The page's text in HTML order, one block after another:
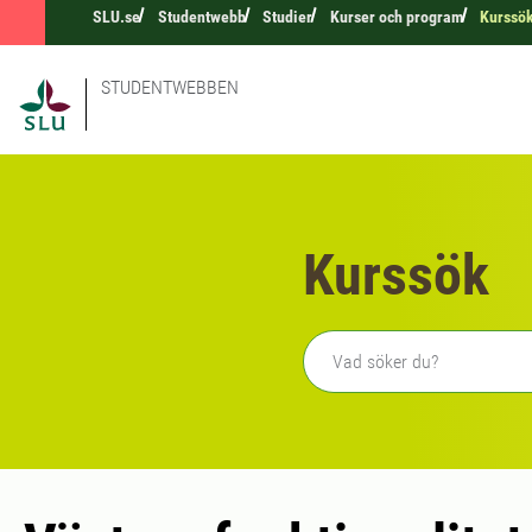
SLU.se Studentwebb Studier Kurser och program
STUDENTWEBBEN
Kurssök
Fritext sökning